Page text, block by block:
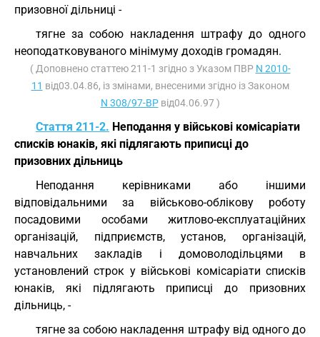
призовної дільниці -
тягне за собою накладення штрафу до одного
неоподатковуваного мінімуму доходів громадян.
( Доповнено статтею 211-1 згідно з Указом ПВР N 2010-
11 від03.04.86, із змінами, внесеними згідно із Законом
N 308/97-ВРвід04.06.97 )
Стаття 211-2. Неподання у військові комісаріати
списків юнаків, які підлягають приписці до
призовних дільниць
Неподання керівниками або іншими
відповідальними за військово-облікову роботу
посадовими особами житлово-експлуатаційних
організацій, підприємств, установ, організацій,
навчальних закладів і домоволодільцями в
установлений строк у військові комісаріати списків
юнаків, які підлягають приписці до призовних
дільниць, -
тягне за собою накладення штрафу від одного до